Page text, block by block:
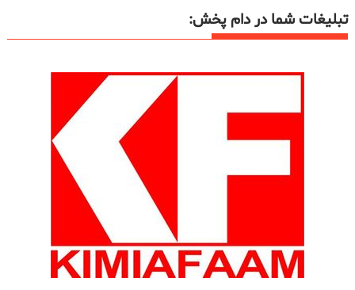
e
b
er
l
s
A
p
gr
a
m
ک
گ
ذا
تبلیغات شما در دام پخش: